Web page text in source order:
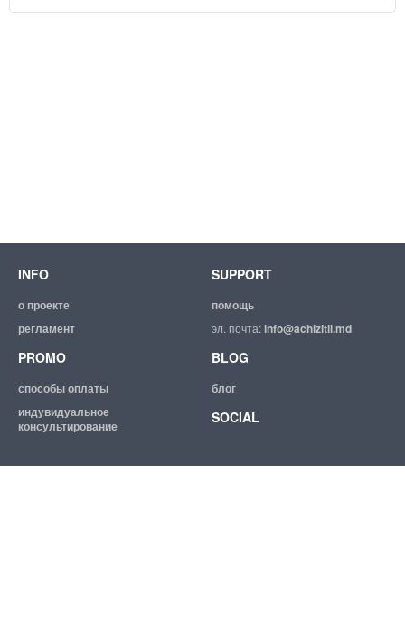
INFO
о проекте
регламент
SUPPORT
помощь
эл. почта:info@achizitii.md
PROMO
способы оплаты
индувидуальное
консультирование
BLOG
блог
SOCIAL